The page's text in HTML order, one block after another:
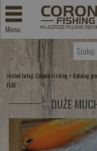
Menu
Jesteś tutaj: Corona-Fishing > Katalog
FLAJ
DUŻE